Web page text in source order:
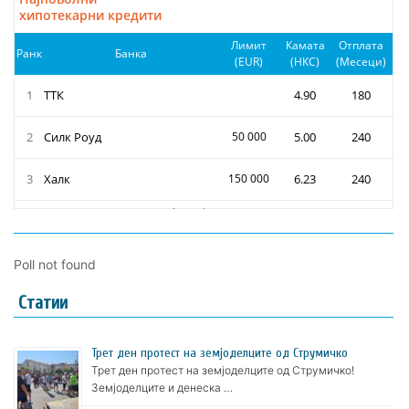
Poll not found
Статии
Трет ден протест на земјоделците од Струмичко
Трет ден протест на земјоделците од Струмичко!
Земјоделците и денеска …